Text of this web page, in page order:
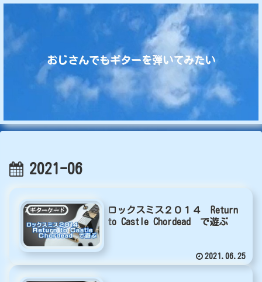
おじさんでもギターを弾いてみたい
2021-06
ギターケード
ロックスミス２０１４ Return
to Castle Chordead で遊ぶ
2021.06.25